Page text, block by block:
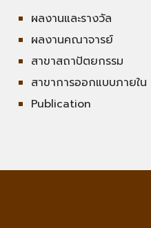
ผลงานและรางวัล
ผลงานคณาจารย์
สาขาสถาปัตยกรรม
สาขาการออกแบบภายใน
Publication